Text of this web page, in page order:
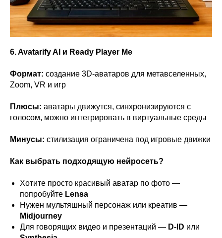
6. Avatarify AI и Ready Player Me
Формат: создание 3D‑аватаров для метавселенных,
Zoom, VR и игр
Плюсы: аватары движутся, синхронизируются с
голосом, можно интегрировать в виртуальные среды
Минусы: стилизация ограничена под игровые движки
Как выбрать подходящую нейросеть?
Хотите просто красивый аватар по фото —
попробуйте Lensa
Нужен мультяшный персонаж или креатив —
Midjourney
Для говорящих видео и презентаций — D-ID или